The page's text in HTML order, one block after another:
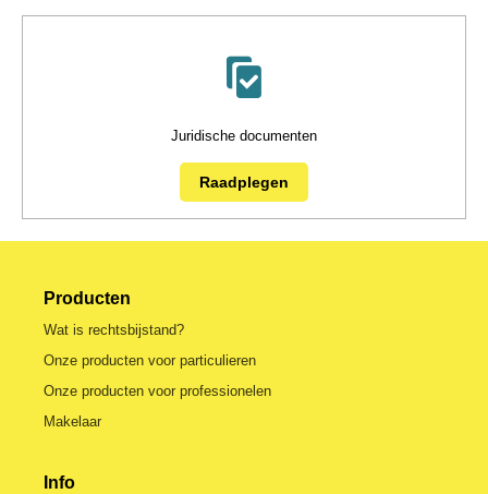
Juridische documenten
Raadplegen
Producten
Wat is rechtsbijstand?
Onze producten voor particulieren
Onze producten voor professionelen
Makelaar
Info